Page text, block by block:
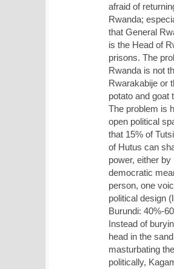
afraid of
Rwanda;
that General
is the Head of
prisons. The
Rwanda is not
Rwarakabije or
potato and goat
The problem is
open political
that 15% of
of Hutus can
power, either by
democratic
person, one
political design
Burundi: 40%-
Instead of
head in the
masturbating
politically,